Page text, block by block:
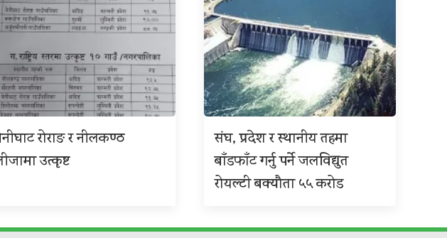
रोराङ र नीलकण्ठ
उत्कृष्ट
संघ, प्रदेश र स्थानीय तहमा
बाँडफाँट गर्नु पर्ने जलविद्युत
रोयल्टी बक्यौता ५५ करोड